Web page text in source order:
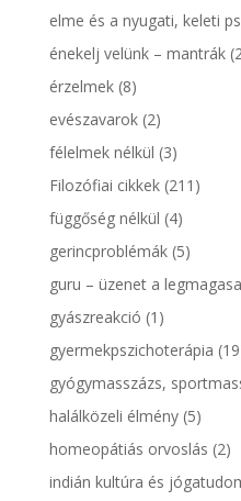
elme és a nyugati, keleti
énekelj velünk – mantrák
érzelmek(8)
evészavarok(2)
félelmek nélkül (3)
Filozófiai cikkek(211)
függőség nélkül (4)
gerincproblémák(5)
guru – üzenet a
gyászreakció (1)
gyermekpszichoterápia
gyógymasszázs,
halálközeli élmény(5)
homeopátiás orvoslás (2)
indián kultúra és